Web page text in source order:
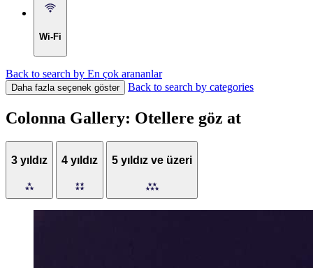
Wi-Fi
Back to search by En çok arananlar
Daha fazla seçenek göster Back to search by categories
Colonna Gallery: Otellere göz at
3 yıldız 4 yıldız 5 yıldız ve üzeri